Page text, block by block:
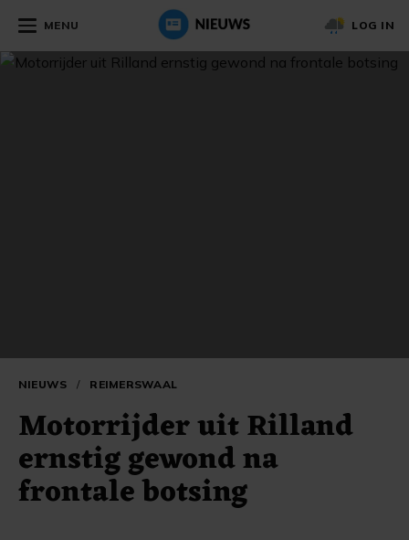
MENU LOG IN
NIEUWS / REIMERSWAAL
Motorrijder uit Rilland
ernstig gewond na
frontale botsing